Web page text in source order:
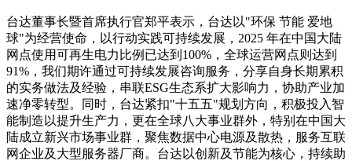
台达董事长暨首席执行官郑平表示，台达以"环保 节能 爱地
球"为经营使命，以行动实践可持续发展，2025 年在中国大陆
网点使用可再生电力比例已达到100%，全球运营网点则达到
91%，我们期许通过可持续发展咨询服务，分享自身长期累积
的实务做法及经验，串联ESG生态系扩大影响力，协助产业加
速净零转型。同时，台达紧扣"十五五"规划方向，积极投入智
能制造以提升生产力，更在全球八大事业群外，特别在中国大
陆成立新兴市场事业群，聚焦数据中心电源及散热，服务互联
网企业及大型服务器厂商。台达以创新及节能为核心，持续助